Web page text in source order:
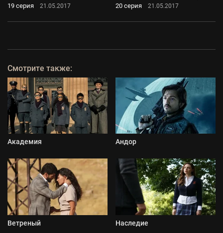
19 серия 21.05.2017 20 серия 21.05.2017
Смотрите также:
Академия Андор
Ветреный Наследие